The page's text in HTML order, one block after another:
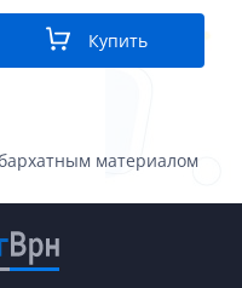
Купить
материалом